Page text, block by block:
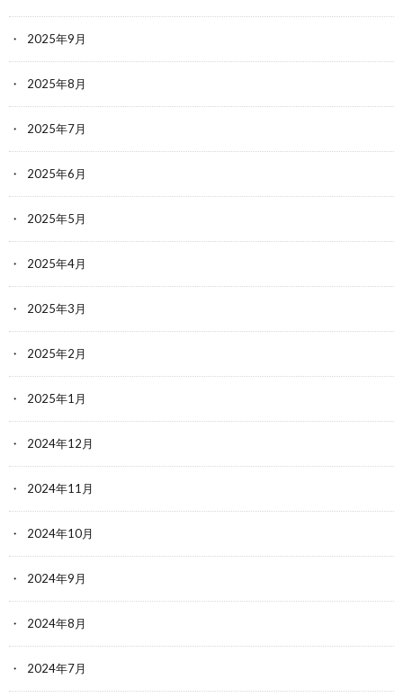
2025年9月
2025年8月
2025年7月
2025年6月
2025年5月
2025年4月
2025年3月
2025年2月
2025年1月
2024年12月
2024年11月
2024年10月
2024年9月
2024年8月
2024年7月